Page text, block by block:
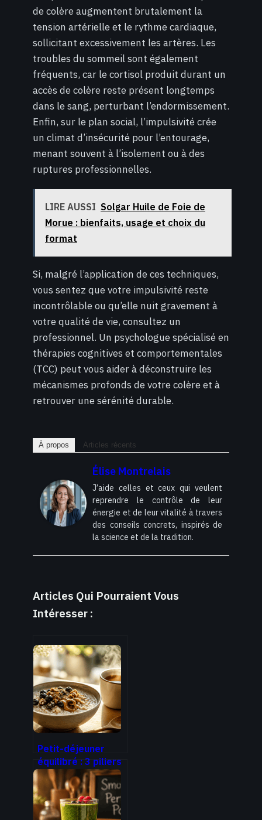
de colère augmentent brutalement la
tension artérielle et le rythme cardiaque,
sollicitant excessivement les artères. Les
troubles du sommeil sont également
fréquents, car le cortisol produit durant un
accès de colère reste présent longtemps
dans le sang, perturbant l’endormissement.
Enfin, sur le plan social, l’impulsivité crée
un climat d’insécurité pour l’entourage,
menant souvent à l’isolement ou à des
ruptures professionnelles.
LIRE AUSSI Solgar Huile de Foie de
Morue : bienfaits, usage et choix du
format
Si, malgré l’application de ces techniques,
vous sentez que votre impulsivité reste
incontrôlable ou qu’elle nuit gravement à
votre qualité de vie, consultez un
professionnel. Un psychologue spécialisé en
thérapies cognitives et comportementales
(TCC) peut vous aider à déconstruire les
mécanismes profonds de votre colère et à
retrouver une sérénité durable.
À propos Articles récents
Élise Montrelais
J’aide celles et ceux qui veulent
reprendre le contrôle de leur
énergie et de leur vitalité à travers
des conseils concrets, inspirés de
la science et de la tradition.
Articles Qui Pourraient Vous
Intéresser :
Petit-déjeuner
équilibré : 3 piliers
nutritionnels pour
stopper les
fringales et gagner
en énergie